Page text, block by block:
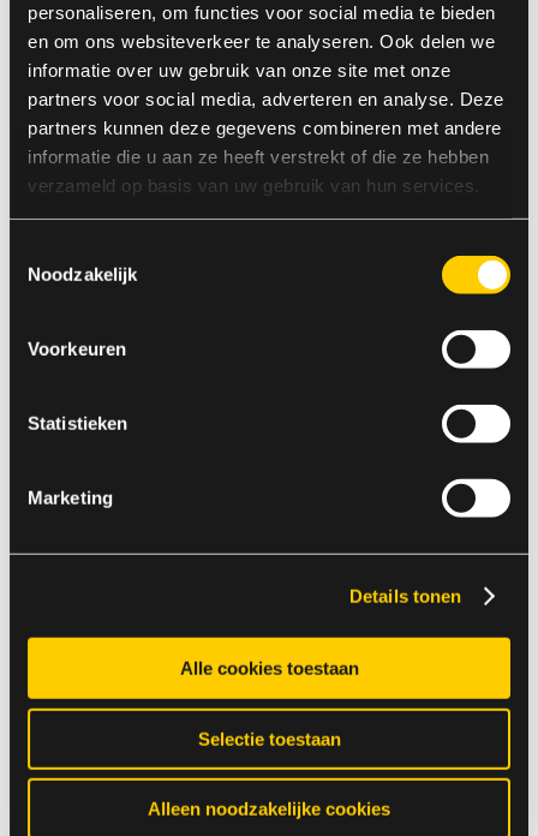
personaliseren, om functies voor social media te bieden
en om ons websiteverkeer te analyseren. Ook delen we
informatie over uw gebruik van onze site met onze
partners voor social media, adverteren en analyse. Deze
partners kunnen deze gegevens combineren met andere
informatie die u aan ze heeft verstrekt of die ze hebben
verzameld op basis van uw gebruik van hun services.
Noodzakelijk
Voorkeuren
Statistieken
Marketing
Details tonen
Alle cookies toestaan
Selectie toestaan
Alleen noodzakelijke cookies
op het controleren van wat AI maakt, in plaats van
alleen puur coderen.” Toch denkt hij niet dat zijn
eigen rol volledig wordt overgenomen.
Geautomatiseerde tests zijn al onderdeel van zijn
werk, maar handmatige checks blijven nodig. “Het
gaat ook om gebruikservaring. Hoe een mens een
site of app ervaart. Dat kan AI nooit helemaal
snappen of nabootsen.”
Scenario’s in gewone mensentaal
die hij gebruikt voor geautomatiseerde tests. Wat
hij daar leuk aan vindt, is dat scenario’s worden
beschreven in gewone mensentaal. “Je schrijft ze
zo dat ook iemand zonder technische kennis
complexiteit naar iets begrijpbaars geeft hem
Samen werken, niet alleen thuis
Als hij moet kiezen tussen volledig thuiswerken of
twijfel voor kantoor. Sociaal contact met collega’s